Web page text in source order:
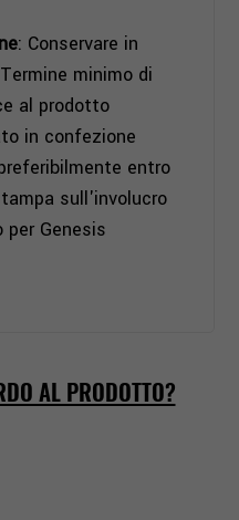
: Conservare in
minimo di
al prodotto
in confezione
entro
sull'involucro
Genesis
AL PRODOTTO?